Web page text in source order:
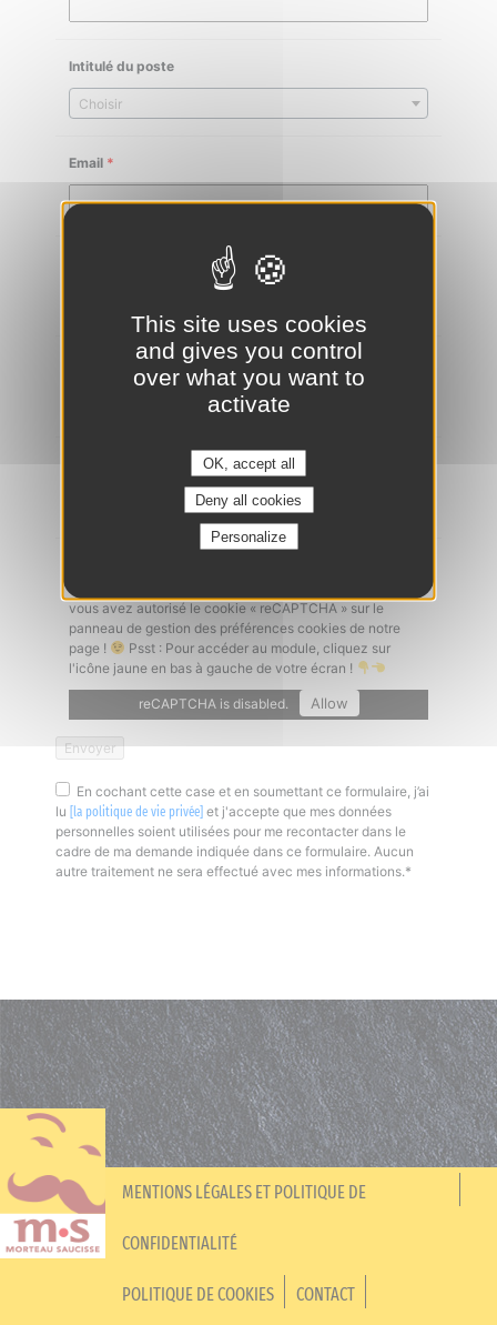
Intitulé du poste
Choisir
Email *
Ajouter un CV*
Un problème à l'envoi de votre candidature ? Vérifiez que
vous avez autorisé le cookie « reCAPTCHA » sur le
panneau de gestion des préférences cookies de notre
page !
Psst : Pour accéder au module, cliquez sur
l'icône jaune en bas à gauche de votre écran !
reCAPTCHA is disabled. Allow
En cochant cette case et en soumettant ce formulaire, j’ai
lu
[la politique de vie privée] et j'accepte que mes données
personnelles soient utilisées pour me recontacter dans le
cadre de ma demande indiquée dans ce formulaire. Aucun
autre traitement ne sera effectué avec mes informations.*
MENTIONS LÉGALES ET POLITIQUE DE
CONFIDENTIALITÉ
POLITIQUE DE COOKIES CONTACT
This site uses cookies
and gives you control
over what you want to
activate
OK, accept all
Deny all cookies
Personalize